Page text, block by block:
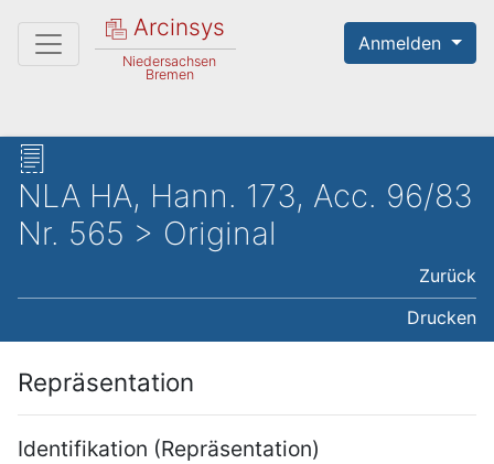
Arcinsys
Niedersachsen
Bremen
Anmelden
NLA HA, Hann. 173, Acc. 96/83
Nr. 565 > Original
Zurück
Drucken
Repräsentation
Identifikation (Repräsentation)